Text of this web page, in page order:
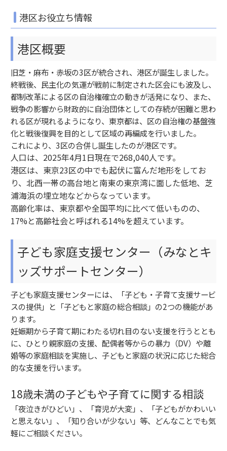
港区お役立ち情報
港区概要
旧芝・麻布・赤坂の3区が統合され、港区が誕生しました。
終戦後、民主化の気運が戦前に制定された区会にも波及し、
都制改革による区の自治権確立の動きが活発になり、また、
戦争の影響から財政的に自治団体としての存続が困難と思わ
れる区が現れるようになり、東京都は、区の自治権の基盤強
化と戦後復興を目的として区域の再編成を行いました。
これにより、3区の合併し誕生したのが港区です。
人口は、2025年4月1日現在で268,040人です。
港区は、東京23区の中でも起伏に富んだ地形をしてお
り、北西一帯の高台地と南東の東京湾に面した低地、芝
浦海浜の埋立地などからなっています。
高齢化率は、東京都や全国平均に比べて低いものの、
17%と高齢社会と呼ばれる14%を超えています。
子ども家庭支援センター（みなとキ
ッズサポートセンター）
子ども家庭支援センターには、「子ども・子育て支援サービ
スの提供」と「子どもと家庭の総合相談」の2つの機能があ
ります。
妊娠期から子育て期にわたる切れ目のない支援を行うととも
に、ひとり親家庭の支援、配偶者等からの暴力（DV）や離
婚等の家庭相談を実施し、子どもと家庭の状況に応じた総合
的な支援を行います。
18歳未満の子どもや子育てに関する相談
「夜泣きがひどい」、「育児が大変」、「子どもがかわいい
と思えない」、「知り合いが少ない」等、どんなことでも気
軽にご相談ください。